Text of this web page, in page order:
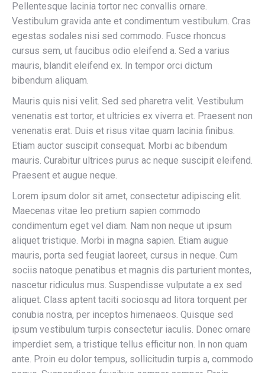
Pellentesque lacinia tortor nec convallis ornare.
Vestibulum gravida ante et condimentum vestibulum. Cras
egestas sodales nisi sed commodo. Fusce rhoncus
cursus sem, ut faucibus odio eleifend a. Sed a varius
mauris, blandit eleifend ex. In tempor orci dictum
bibendum aliquam.
Mauris quis nisi velit. Sed sed pharetra velit. Vestibulum
venenatis est tortor, et ultricies ex viverra et. Praesent non
venenatis erat. Duis et risus vitae quam lacinia finibus.
Etiam auctor suscipit consequat. Morbi ac bibendum
mauris. Curabitur ultrices purus ac neque suscipit eleifend.
Praesent et augue neque.
Lorem ipsum dolor sit amet, consectetur adipiscing elit.
Maecenas vitae leo pretium sapien commodo
condimentum eget vel diam. Nam non neque ut ipsum
aliquet tristique. Morbi in magna sapien. Etiam augue
mauris, porta sed feugiat laoreet, cursus in neque. Cum
sociis natoque penatibus et magnis dis parturient montes,
nascetur ridiculus mus. Suspendisse vulputate a ex sed
aliquet. Class aptent taciti sociosqu ad litora torquent per
conubia nostra, per inceptos himenaeos. Quisque sed
ipsum vestibulum turpis consectetur iaculis. Donec ornare
imperdiet sem, a tristique tellus efficitur non. In non quam
ante. Proin eu dolor tempus, sollicitudin turpis a, commodo